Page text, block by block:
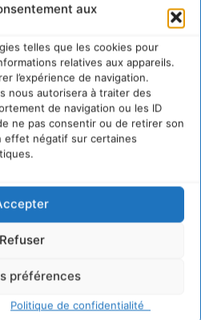
aux
telles que les cookies pour
relatives aux appareils.
l’expérience de navigation.
nous autorisera à traiter des
de navigation ou les ID
ne pas consentir ou de retirer son
effet négatif sur certaines
Refuser
préférences
Politique de confidentialité
les
le
la
avec un
des
2026